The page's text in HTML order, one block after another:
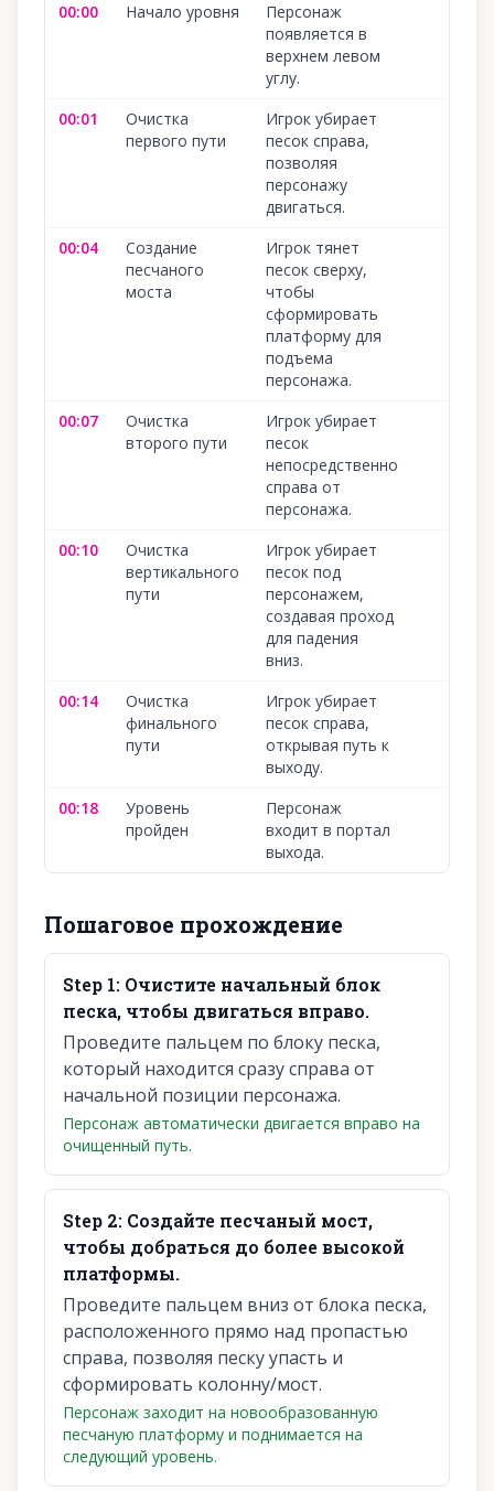
00:00
Начало уровня
Персонаж
появляется в
верхнем левом
углу.
00:01
Очистка
первого пути
Игрок убирает
песок справа,
позволяя
персонажу
двигаться.
00:04
Создание
песчаного
моста
Игрок тянет
песок сверху,
чтобы
сформировать
платформу для
подъема
персонажа.
00:07
Очистка
второго пути
Игрок убирает
песок
непосредственно
справа от
персонажа.
00:10
Очистка
вертикального
пути
Игрок убирает
песок под
персонажем,
создавая проход
для падения
вниз.
00:14
Очистка
финального
пути
Игрок убирает
песок справа,
открывая путь к
выходу.
00:18
Уровень
пройден
Персонаж
входит в портал
выхода.
Пошаговое прохождение
Step 1: Очистите начальный блок
песка, чтобы двигаться вправо.
Проведите пальцем по блоку песка,
который находится сразу справа от
начальной позиции персонажа.
Персонаж автоматически двигается вправо на
очищенный путь.
Step 2: Создайте песчаный мост,
чтобы добраться до более высокой
платформы.
Проведите пальцем вниз от блока песка,
расположенного прямо над пропастью
справа, позволяя песку упасть и
сформировать колонну/мост.
Персонаж заходит на новообразованную
песчаную платформу и поднимается на
следующий уровень.